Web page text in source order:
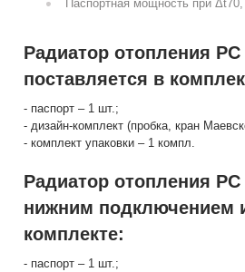
Паспортная мощность при
Радиатор отопления РС
поставляется в
- паспорт – 1 шт.;
- дизайн-комплект (пробка, кран
- комплект упаковки – 1 компл.
Радиатор отопления РС
нижним подключением
комплекте:
- паспорт – 1 шт.;